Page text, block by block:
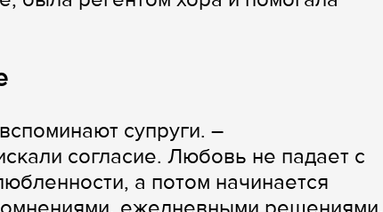
супруги. –
согласие. Любовь не падает с
а потом начинается